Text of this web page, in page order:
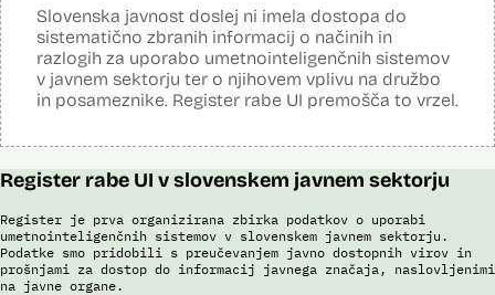
Podrobnosti izdelka na portalu NIO
Predstavitev projekta na gov.si
Predstavitev projekta na portalu OECD OPSI
Odgovor na zahtevo za dostop do informacij javnega značaja
Tehnične specifikacije iz razpisne dokumentacije
Slovenska javnost doslej ni imela dostopa do
sistematično zbranih informacij o načinih in
razlogih za uporabo umetnointeligenčnih sistemov
v javnem sektorju ter o njihovem vplivu na družbo
in posameznike. Register rabe UI premošča to vrzel.
Register rabe UI v slovenskem javnem sektorju
Register je prva organizirana zbirka podatkov o uporabi
umetnointeligenčnih sistemov v slovenskem javnem sektorju.
Podatke smo pridobili s preučevanjem javno dostopnih virov in
prošnjami za dostop do informacij javnega značaja, naslovljenimi
na javne organe.